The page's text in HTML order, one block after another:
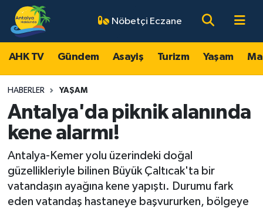
Nöbetçi Eczane
AHK TV Gündem Asayiş Turizm Yaşam
HABERLER YAŞAM
Antalya'da piknik alanında
kene alarmı!
Antalya-Kemer yolu üzerindeki doğal
güzellikleriyle bilinen Büyük Çaltıcak'ta bir
vatandaşın ayağına kene yapıştı. Durumu fark
eden vatandaş hastaneye başvururken, bölgeye
AHK TV
Gündem
Asayiş
Turizm
Yaşam
Magazin
Antalya Nöbetçi Eczaneler
Antalya Hava Durumu
Antalya Namaz Vakitleri
Antalya Trafik Yoğunluk Haritası
Süper Lig Puan Durumu ve Fikstür
Tüm Manşetler